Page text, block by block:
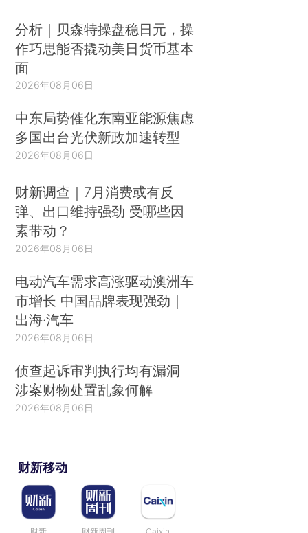
分析｜贝森特操盘稳日元，操
作巧思能否撬动美日货币基本
面
2026年08月06日
中东局势催化东南亚能源焦虑
多国出台光伏新政加速转型
2026年08月06日
财新调查｜7月消费或有反
弹、出口维持强劲 受哪些因
素带动？
2026年08月06日
电动汽车需求高涨驱动澳洲车
市增长 中国品牌表现强劲｜
出海·汽车
2026年08月06日
侦查起诉审判执行均有漏洞
涉案财物处置乱象何解
2026年08月06日
财新移动